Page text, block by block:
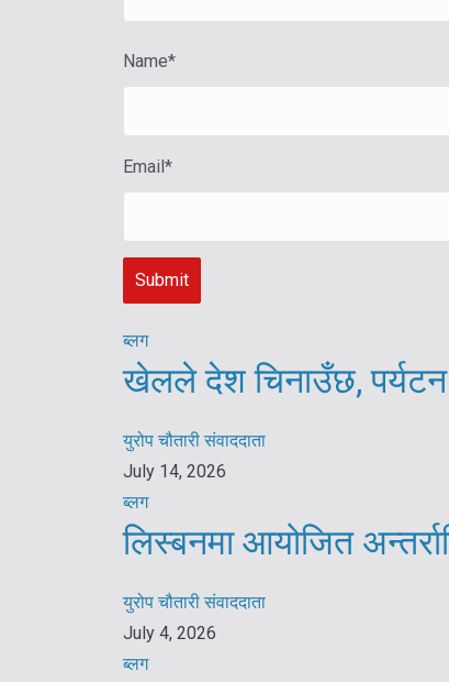
Name*
Email*
ब्लग
खेलले देश चिनाउँछ, पर्यटन
युरोप चौतारी संवाददाता
July 14, 2026
ब्लग
लिस्बनमा आयोजित
युरोप चौतारी संवाददाता
July 4, 2026
ब्लग